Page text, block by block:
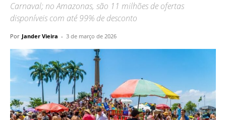
Carnaval; no Amazonas, são 11 milhões de ofertas
disponíveis com até 99% de desconto
Por Jander Vieira - 3 de março de 2026